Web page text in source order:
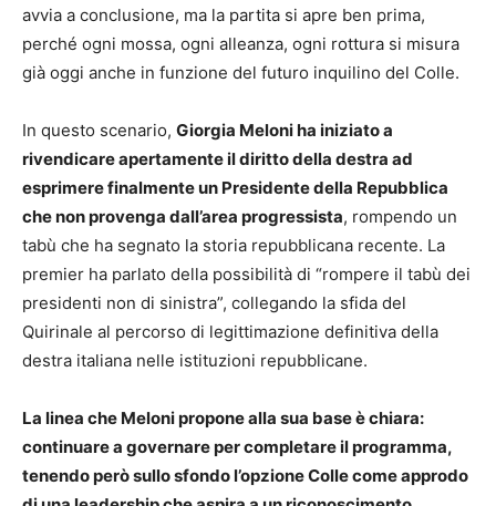
avvia a conclusione, ma la partita si apre ben prima,
perché ogni mossa, ogni alleanza, ogni rottura si misura
già oggi anche in funzione del futuro inquilino del Colle.
In questo scenario, Giorgia Meloni ha iniziato a
rivendicare apertamente il diritto della destra ad
esprimere finalmente un Presidente della Repubblica
che non provenga dall’area progressista, rompendo un
tabù che ha segnato la storia repubblicana recente. La
premier ha parlato della possibilità di “rompere il tabù dei
presidenti non di sinistra”, collegando la sfida del
Quirinale al percorso di legittimazione definitiva della
destra italiana nelle istituzioni repubblicane.
La linea che Meloni propone alla sua base è chiara:
continuare a governare per completare il programma,
tenendo però sullo sfondo l’opzione Colle come approdo